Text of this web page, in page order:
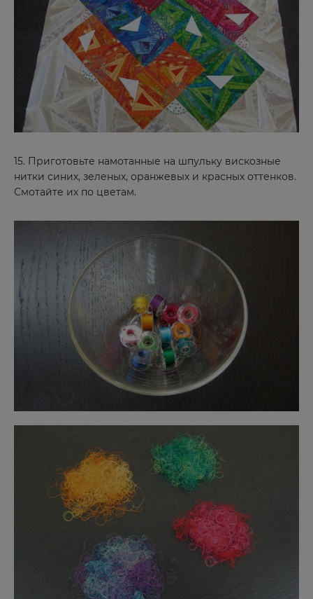
15. Приготовьте намотанные на шпульку вискозные
нитки синих, зеленых, оранжевых и красных оттенков.
Смотайте их по цветам.
Боготол
Борзя
Боровичи
Бородино
Брянск
Буйнакск
В
Великие Луки
Великий Новгород
Владивосток
Владимир
Волгоград
Волгодонск
Воронеж